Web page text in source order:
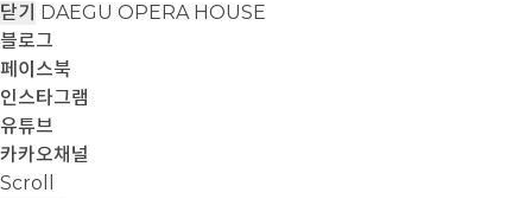
닫기 DAEGU OPERA HOUSE
블로그
페이스북
인스타그램
유튜브
카카오채널
Scroll